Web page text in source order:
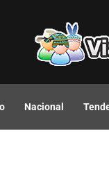
Nacional